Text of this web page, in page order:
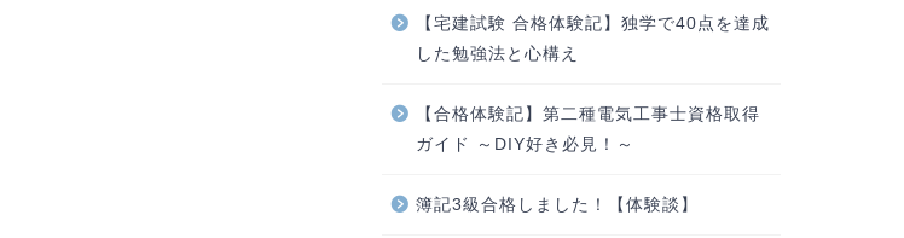
【宅建試験 合格体験記】独学で40点を達成
した勉強法と心構え
【合格体験記】第二種電気工事士資格取得
ガイド ～DIY好き必見！～
簿記3級合格しました！【体験談】